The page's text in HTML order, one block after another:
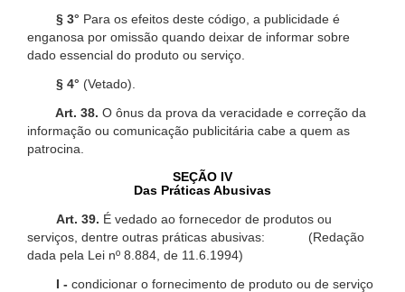
§ 3° Para os efeitos deste código, a publicidade é
enganosa por omissão quando deixar de informar sobre
dado essencial do produto ou serviço.
§ 4° (Vetado).
Art. 38. O ônus da prova da veracidade e correção da
informação ou comunicação publicitária cabe a quem as
patrocina.
SEÇÃO IV
Das Práticas Abusivas
Art. 39. É vedado ao fornecedor de produtos ou
serviços, dentre outras práticas abusivas: (Redação
dada pela Lei nº 8.884, de 11.6.1994)
I - condicionar o fornecimento de produto ou de serviço